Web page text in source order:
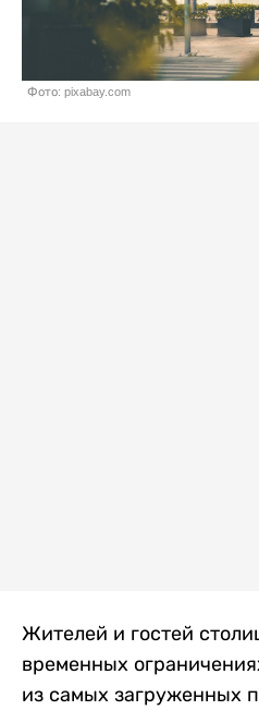
Фото: pixabay.com
Жителей и гостей
временных
из самых загруженных